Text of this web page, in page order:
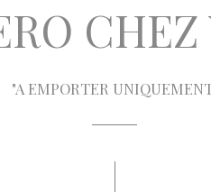
CHEZ
"A EMPORTER